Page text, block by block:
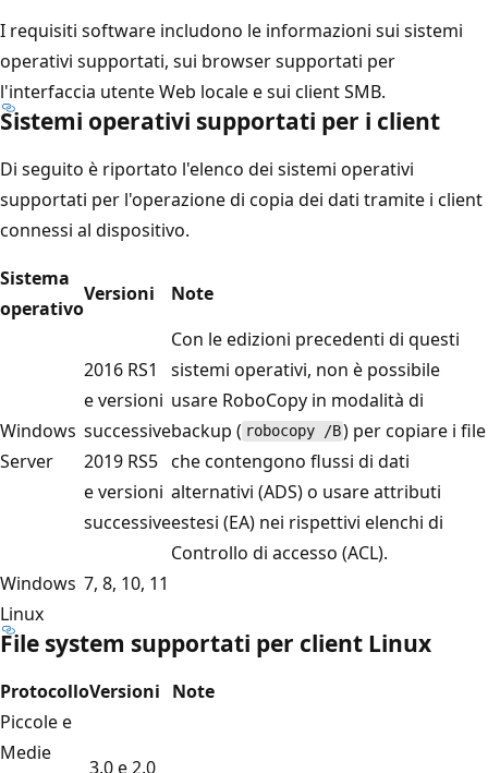
I requisiti software includono le informazioni sui sistemi
operativi supportati, sui browser supportati per
l'interfaccia utente Web locale e sui client SMB.
Sistemi operativi supportati per i client
Di seguito è riportato l'elenco dei sistemi operativi
supportati per l'operazione di copia dei dati tramite i client
connessi al dispositivo.
Sistema
operativo
Versioni Note
Windows
Server
2016 RS1
e versioni
successive
2019 RS5
e versioni
successive
Con le edizioni precedenti di questi
sistemi operativi, non è possibile
usare RoboCopy in modalità di
backup ( robocopy /B) per copiare i file
che contengono flussi di dati
alternativi (ADS) o usare attributi
estesi (EA) nei rispettivi elenchi di
Controllo di accesso (ACL).
Windows 7, 8, 10, 11
Linux
File system supportati per client Linux
ProtocolloVersioni Note
Piccole e
Medie
3.0 e 2.0